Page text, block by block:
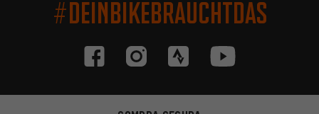
#DEINBIKEBRAUCHTDAS